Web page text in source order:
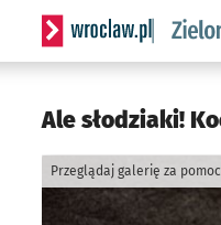
Serwis informacyjny
Ale słodziaki!
Przeglądaj galerię za